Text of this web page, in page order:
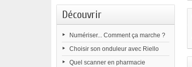
Découvrir
Numériser... Comment ça marche ?
Choisir son onduleur avec Riello
Quel scanner en pharmacie